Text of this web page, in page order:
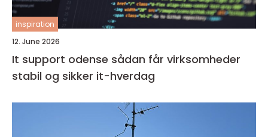
inspiration
12. June 2026
It support odense sådan får virksomheder
stabil og sikker it-hverdag